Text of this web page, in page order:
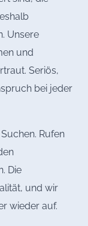
Unsere
und
Seriös,
bei jeder
Rufen
Die
und wir
wieder auf.